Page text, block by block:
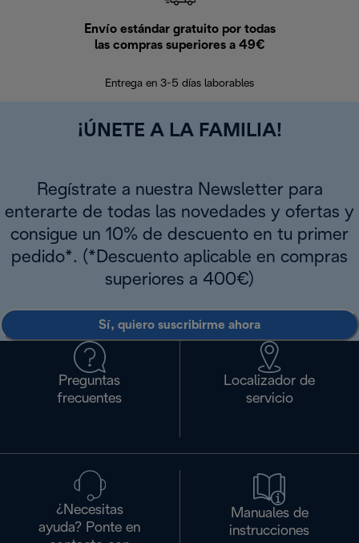
Envío estándar gratuito por todas
las compras superiores a 49€
Entrega en 3-5 días laborables
¡ÚNETE A LA FAMILIA!
Regístrate a nuestra Newsletter para
enterarte de todas las novedades y ofertas y
consigue un 10% de descuento en tu primer
pedido*. (*Descuento aplicable en compras
superiores a 400€)
Sí, quiero suscribirme ahora
Preguntas
frecuentes
Localizador de
servicio
¿Necesitas
ayuda? Ponte en
Manuales de
instrucciones